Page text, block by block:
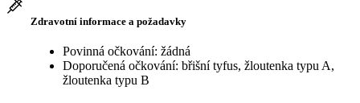
Zdravotní informace a požadavky
Povinná očkování: žádná
Doporučená očkování: břišní tyfus, žloutenka typu A,
žloutenka typu B